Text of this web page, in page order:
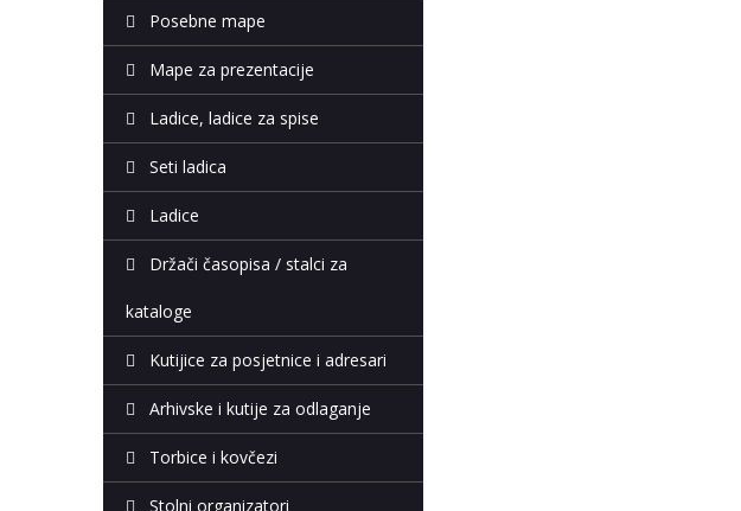
Posebne mape
Mape za prezentacije
Ladice, ladice za spise
Seti ladica
Ladice
Držači časopisa / stalci za
kataloge
Kutijice za posjetnice i adresari
Arhivske i kutije za odlaganje
Torbice i kovčezi
Stolni organizatori